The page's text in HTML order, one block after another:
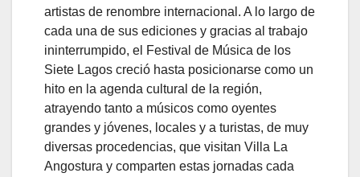
artistas de renombre internacional. A lo largo de
cada una de sus ediciones y gracias al trabajo
ininterrumpido, el Festival de Música de los
Siete Lagos creció hasta posicionarse como un
hito en la agenda cultural de la región,
atrayendo tanto a músicos como oyentes
grandes y jóvenes, locales y a turistas, de muy
diversas procedencias, que visitan Villa La
Angostura y comparten estas jornadas cada